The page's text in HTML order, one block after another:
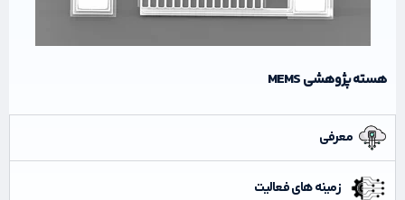
هسته پژوهشی MEMS
معرفی
زمینه های فعالیت